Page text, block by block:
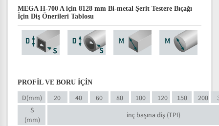
MEGA H-700 A için 8128 mm Bi-metal Şerit Testere Bıçağı
İçin Diş Önerileri Tablosu
PROFİL VE BORU İÇİN
D(mm) 20 40 60 80 100 120 150 200
S
(mm)
inç başına diş (TPI)